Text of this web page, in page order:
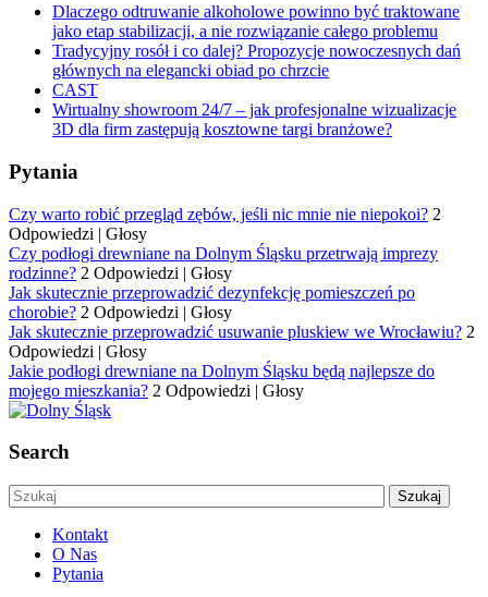
Dlaczego odtruwanie alkoholowe powinno być traktowane
jako etap stabilizacji, a nie rozwiązanie całego problemu
Tradycyjny rosół i co dalej? Propozycje nowoczesnych dań
głównych na elegancki obiad po chrzcie
CAST
Wirtualny showroom 24/7 – jak profesjonalne wizualizacje
3D dla firm zastępują kosztowne targi branżowe?
Pytania
Czy warto robić przegląd zębów, jeśli nic mnie nie niepokoi? 2
Odpowiedzi | Głosy
Czy podłogi drewniane na Dolnym Śląsku przetrwają imprezy
rodzinne? 2 Odpowiedzi | Głosy
Jak skutecznie przeprowadzić dezynfekcję pomieszczeń po
chorobie? 2 Odpowiedzi | Głosy
Jak skutecznie przeprowadzić usuwanie pluskiew we Wrocławiu? 2
Odpowiedzi | Głosy
Jakie podłogi drewniane na Dolnym Śląsku będą najlepsze do
mojego mieszkania? 2 Odpowiedzi | Głosy
Search
Kontakt
O Nas
Pytania